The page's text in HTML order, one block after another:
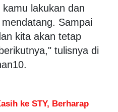
lakukan dan
Sampai
kita akan tetap
tulisnya di
ke STY, Berharap